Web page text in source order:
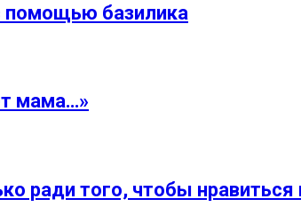
помощью базилика
мама…»
ради того, чтобы